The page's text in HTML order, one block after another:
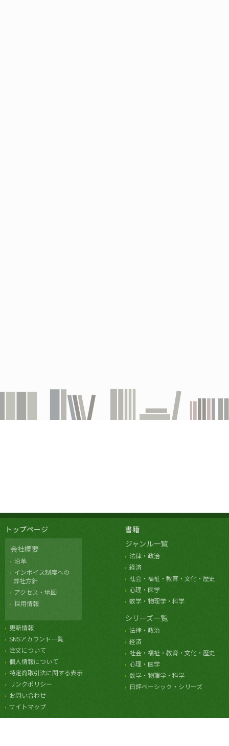
トップページ
会社概要
沿革
インボイス制度への
弊社方針
アクセス・地図
採用情報
更新情報
SNSアカウント一覧
注文について
個人情報について
特定商取引法に関する表示
リンクポリシー
お問い合わせ
サイトマップ
書籍
ジャンル一覧
法律・政治
経済
社会・福祉・教育・文化・歴史
心理・医学
数学・物理学・科学
シリーズ一覧
法律・政治
経済
社会・福祉・教育・文化・歴史
心理・医学
数学・物理学・科学
日評ベーシック・シリーズ